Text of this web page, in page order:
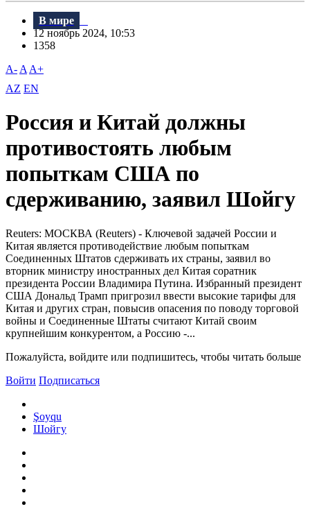
В мире
12 ноябрь 2024, 10:53
1358
A- A A+
AZ EN
Россия и Китай должны
противостоять любым
попыткам США по
сдерживанию, заявил Шойгу
Reuters: МОСКВА (Reuters) - Ключевой задачей России и
Китая является противодействие любым попыткам
Соединенных Штатов сдерживать их страны, заявил во
вторник министру иностранных дел Китая соратник
президента России Владимира Путина. Избранный президент
США Дональд Трамп пригрозил ввести высокие тарифы для
Китая и других стран, повысив опасения по поводу торговой
войны и Соединенные Штаты считают Китай своим
крупнейшим конкурентом, а Россию -...
Пожалуйста, войдите или подпишитесь, чтобы читать больше
Войти Подписаться
Şoyqu
Шойгу